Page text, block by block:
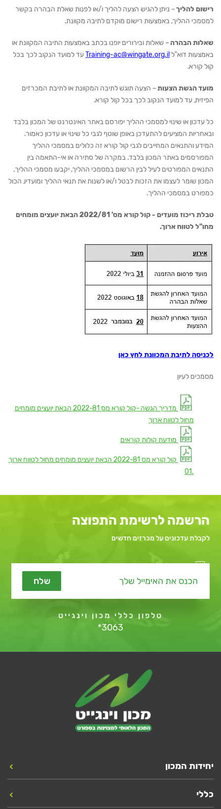
רישום להליך– ניתן להגיש הצעה להליך ו/או לפנות שאלת הבהרה בקשר
למסמכי ההליך, באמצעות רישום מוקדם לתיבה מקוונת.
שאלות הבהרה– שאלות ובירורים יופנו בכתב באמצעות התיבה המקוונת או
באמצעות דוא"ל Training-ac@wingate.org.il עד למועד הנקוב לכך בכל
קול קורא.
מועד הגשת הצעות– הצעה תוגש לתיבה המקוונת או לתיבת המכרזים
הפיזית, עד למועד הנקוב לכך בכל קול קורא.
כל עדכון או שינוי למסמכי ההליך יפורסם באתר האינטרנט של המכון בלבד
ובאחריות המציעים להתעדכן באופן שוטף לגבי כל שינוי או עדכון כאמור.
המידע והתנאים המחייבים לגבי קול קורא זה כלולים במסמכי ההליך
המפורסמים באתר המכון בלבד. במקרה של סתירה או אי-התאמה בין
התנאים המפורטים לעיל לבין הרשום במסמכי ההליך, יקבעו מסמכי ההליך.
המכון שומר לעצמו את הזכות לבטל ו/או לשנות את תנאי ההליך ומועדיו, הכול
כמפורט במסמכי ההליך.
טבלת ריכוז מועדים - קול קורא מס' 2022/81 הבאת יועצים מומחים
מחו"ל לטווח ארוך.
לכניסה לתיבת המכוונת לחץ כאן
מסמכים לעיון
מדריך הגשה -קול קורא מס 2022-81 הבאת יועצים מומחים
מחול לטווח ארוך
מודעת קולות קוראים
קול קורא מס 2022-81 הבאת יועצים מומחים מחול לטווח ארוך
.01
הרשמה לרשימת התפוצה
לקבלת עדכונים על מכרזים חדשים
שלח
מאשר קבלת תכנים שיווקיים
טלפון כללי מכון וינגייט
*3063
יחידות המכון
כללי